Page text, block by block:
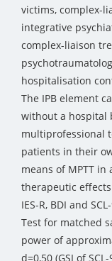
victims, complex-
integrative
complex-liaison
hospitalisation
The IPB element
without a hospital
multiprofessional
patients in their
means of MPTT
therapeutic effects
IES-R, BDI and
Test for matched
power of
d=0,50 (GSI of